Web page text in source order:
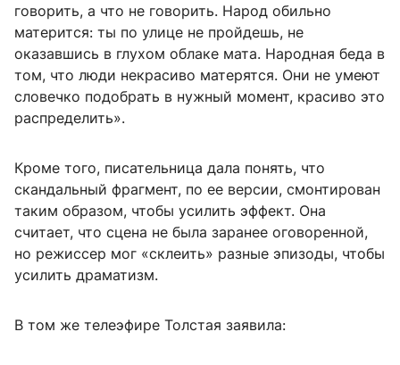
говорить, а что не говорить. Народ обильно
матерится: ты по улице не пройдешь, не
оказавшись в глухом облаке мата. Народная беда в
том, что люди некрасиво матерятся. Они не умеют
словечко подобрать в нужный момент, красиво это
распределить».
Кроме того, писательница дала понять, что
скандальный фрагмент, по ее версии, смонтирован
таким образом, чтобы усилить эффект. Она
считает, что сцена не была заранее оговоренной,
но режиссер мог «склеить» разные эпизоды, чтобы
усилить драматизм.
В том же телеэфире Толстая заявила: